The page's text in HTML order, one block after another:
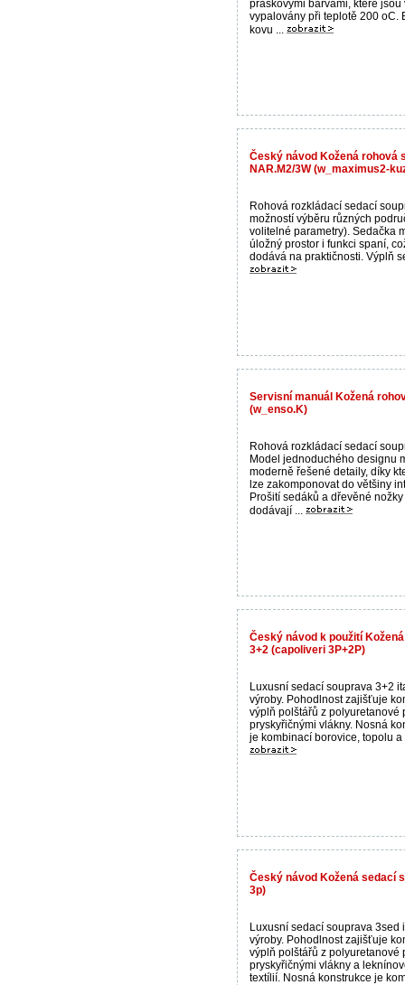
práškovými barvami, které jsou
vypalovány při teplotě 200 oC.
kovu ...
Český návod Kožená rohová
NAR.M2/3W (w_maximus2-
Rohová rozkládací sedací
možností výběru různých
volitelné parametry). Sedačka
úložný prostor i funkci spaní,
dodává na praktičnosti. Výplň
Servisní manuál Kožená
(w_enso.K)
Rohová rozkládací sedací
Model jednoduchého designu
moderně řešené detaily, díky
lze zakomponovat do většiny
Prošití sedáků a dřevěné nožky
dodávají ...
Český návod k použití
3+2 (capoliveri 3P+2P)
Luxusní sedací souprava 3+2
výroby. Pohodlnost zajišťuje
výplň polštářů z polyuretanové
pryskyřičnými vlákny. Nosná
je kombinací borovice, topolu a
Český návod Kožená sedací
3p)
Luxusní sedací souprava 3sed
výroby. Pohodlnost zajišťuje
výplň polštářů z polyuretanové
pryskyřičnými vlákny a
textílií. Nosná konstrukce je